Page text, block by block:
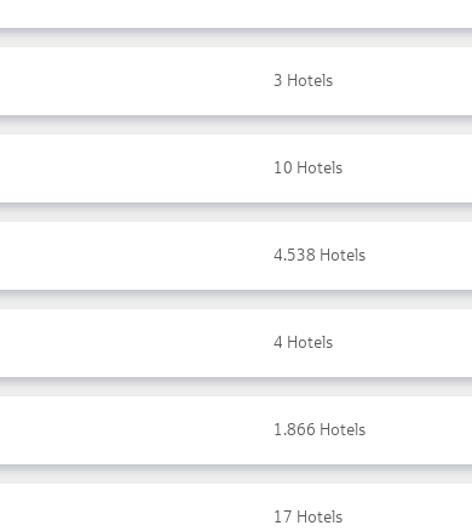
3 Hotels
10 Hotels
4.538 Hotels
4 Hotels
1.866 Hotels
17 Hotels